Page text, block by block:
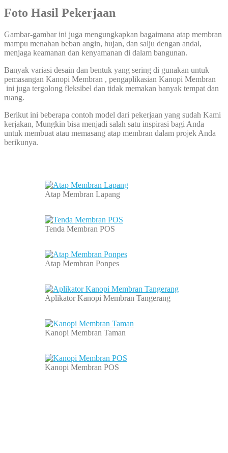
Foto Hasil Pekerjaan
Gambar-gambar ini juga mengungkapkan bagaimana atap membran
mampu menahan beban angin, hujan, dan salju dengan andal,
menjaga keamanan dan kenyamanan di dalam bangunan.
Banyak variasi desain dan bentuk yang sering di gunakan untuk
pemasangan Kanopi Membran , pengaplikasian Kanopi Membran
ini juga tergolong fleksibel dan tidak memakan banyak tempat dan
ruang.
Berikut ini beberapa contoh model dari pekerjaan yang sudah Kami
kerjakan, Mungkin bisa menjadi salah satu inspirasi bagi Anda
untuk membuat atau memasang atap membran dalam projek Anda
berikunya.
Atap Membran Lapang
Tenda Membran POS
Atap Membran Ponpes
Aplikator Kanopi Membran Tangerang
Kanopi Membran Taman
Kanopi Membran POS